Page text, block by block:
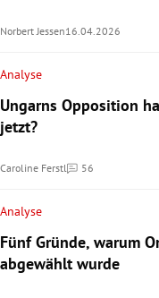
Norbert Jessen16.04.2026
Analyse
Ungarns Opposition
jetzt?
Caroline Ferstl 56
Kommentare
Analyse
Fünf Gründe, warum
abgewählt wurde